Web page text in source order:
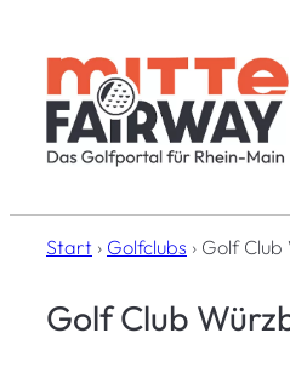
Inhalt
springen
Start › Golfclubs › Golf Club
Golf Club